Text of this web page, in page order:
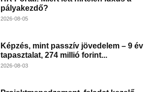
pályakezdő?
2026-08-05
Képzés, mint passzív jövedelem – 9 év
tapasztalat, 274 millió forint...
2026-08-03